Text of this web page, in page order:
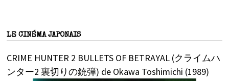
LE CINÉMA JAPONAIS
CRIME HUNTER 2 BULLETS OF BETRAYAL (クライムハ
ンター2 裏切りの銃弾) de Okawa Toshimichi (1989)